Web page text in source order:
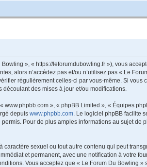
», « https://leforumdubowling.fr »), vous
alors n’accédez pas et/ou n’utilisez pas « Le
régulièrement celles-ci par vous-même. Si vous
découlant des mises à jour et/ou modifications.
», « phpBB Limited », « Équipes
depuis www.phpbb.com. Le logiciel phpBB facilite
Pour de plus amples informations au sujet de
sexuel ou tout autre contenu qui peut
et permanent, avec une notification à votre
Vous acceptez que « Le Forum Du Bowling